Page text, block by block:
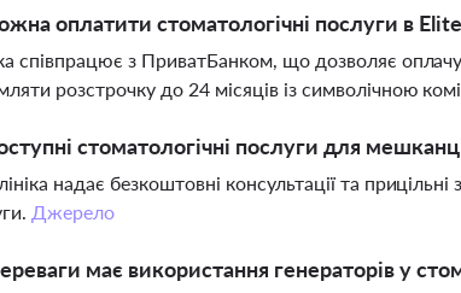
оплатити стоматологічні послуги в
співпрацює з ПриватБанком, що дозволяє
розстрочку до 24 місяців із символічною
стоматологічні послуги для
надає безкоштовні консультації та
Джерело
має використання генераторів у